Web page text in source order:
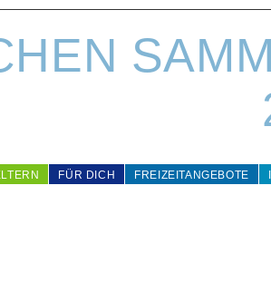
FÜR DICH FREIZEITANGEBOTE